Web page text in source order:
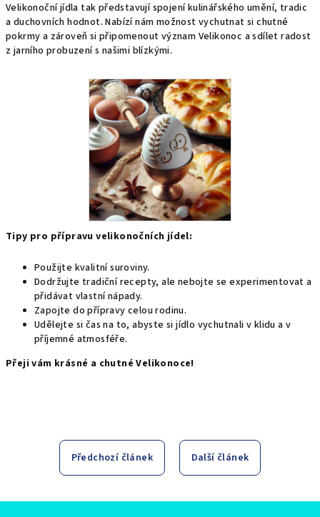
Velikonoční jídla tak představují spojení kulinářského umění, tradic
a duchovních hodnot. Nabízí nám možnost vychutnat si chutné
pokrmy a zároveň si připomenout význam Velikonoc a sdílet radost
z jarního probuzení s našimi blízkými.
Tipy pro přípravu velikonočních jídel:
Použijte kvalitní suroviny.
Dodržujte tradiční recepty, ale nebojte se experimentovat a
přidávat vlastní nápady.
Zapojte do přípravy celou rodinu.
Udělejte si čas na to, abyste si jídlo vychutnali v klidu a v
příjemné atmosféře.
Přeji vám krásné a chutné Velikonoce!
Předchozí článek Další článek